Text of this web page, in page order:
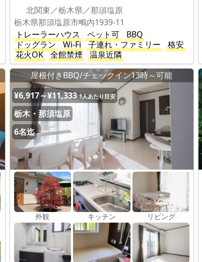
北関東／栃木県／那須塩原
栃木県那須塩原市鴫内1939-11
トレーラーハウス
ペット可
BBQ
ドッグラン
Wi-Fi 子連れ・ファミリー
格安
花火OK
全館禁煙 温泉近隣
屋根付きBBQ/チェックイン13時～可能
¥6,917～¥11,333 1人あたり目安
栃木・那須塩原
6名迄
外観 キッチン リビング